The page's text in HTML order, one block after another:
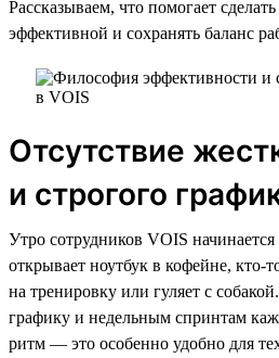
Рассказываем, что помогает
эффективной и сохранять баланс
Отсутствие
и строгого
Утро сотрудников VOIS
открывает ноутбук в кофейне, кто-
на тренировку или гуляет с
графику и недельным спринтам
ритм — это особенно удобно для